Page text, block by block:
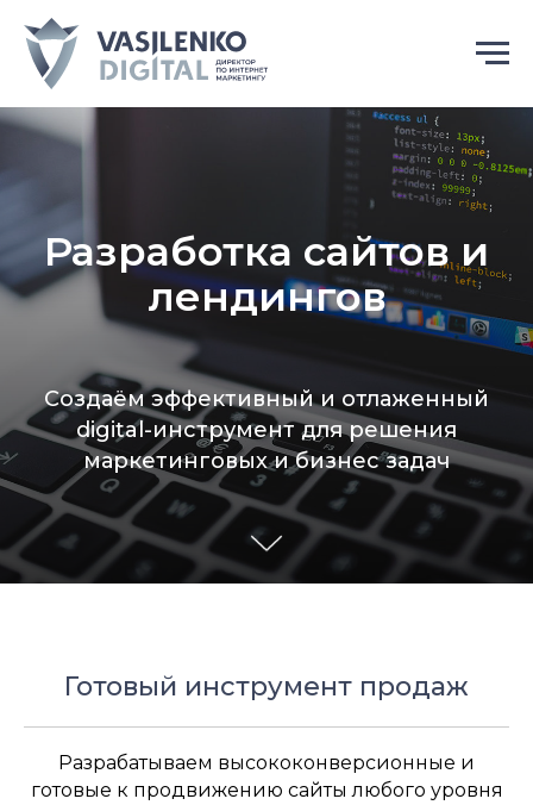
Разработка сайтов и
лендингов
Создаём эффективный и отлаженный
digital-инструмент для решения
маркетинговых и бизнес задач
Готовый инструмент продаж
Разрабатываем высококонверсионные и
готовые к продвижению сайты любого уровня